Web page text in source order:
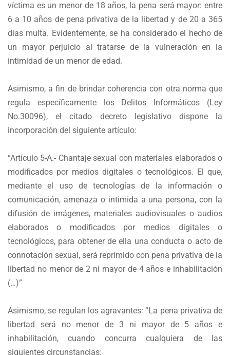
víctima es un menor de 18 años, la pena será mayor: entre
6 a 10 años de pena privativa de la libertad y de 20 a 365
días multa. Evidentemente, se ha considerado el hecho de
un mayor perjuicio al tratarse de la vulneración en la
intimidad de un menor de edad.
Asimismo, a fin de brindar coherencia con otra norma que
regula específicamente los Delitos Informáticos (Ley
No.30096), el citado decreto legislativo dispone la
incorporación del siguiente artículo:
“Artículo 5-A.- Chantaje sexual con materiales elaborados o
modificados por medios digitales o tecnológicos. El que,
mediante el uso de tecnologías de la información o
comunicación, amenaza o intimida a una persona, con la
difusión de imágenes, materiales audiovisuales o audios
elaborados o modificados por medios digitales o
tecnológicos, para obtener de ella una conducta o acto de
connotación sexual, será reprimido con pena privativa de la
libertad no menor de 2 ni mayor de 4 años e inhabilitación
(…)”
Asimismo, se regulan los agravantes: “La pena privativa de
libertad será no menor de 3 ni mayor de 5 años e
inhabilitación, cuando concurra cualquiera de las
siguientes circunstancias: